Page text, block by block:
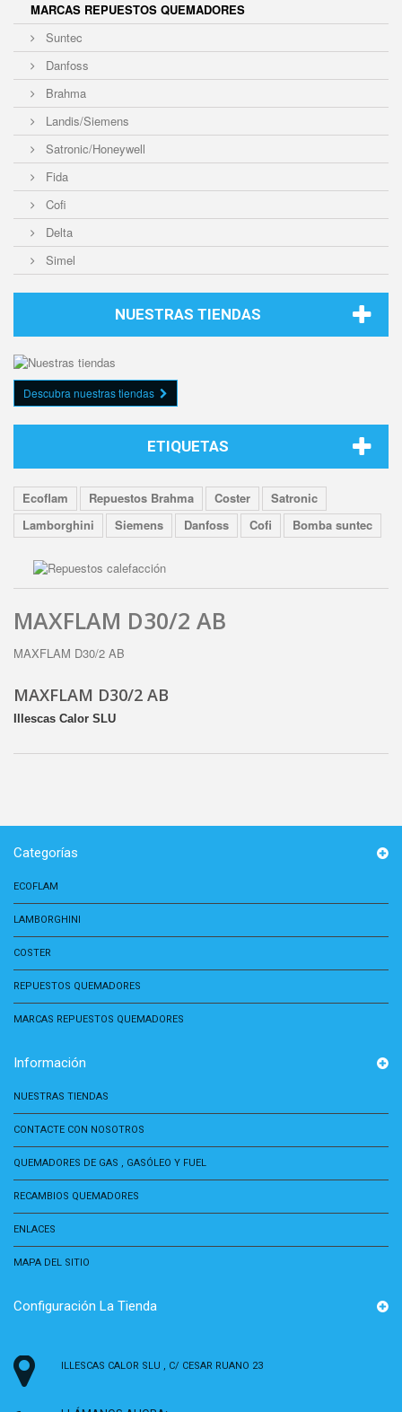
MARCAS REPUESTOS QUEMADORES
Suntec
Danfoss
Brahma
Landis/Siemens
Satronic/Honeywell
Fida
Cofi
Delta
Simel
NUESTRAS TIENDAS
Descubra nuestras tiendas
ETIQUETAS
Ecoflam Repuestos Brahma Coster
Satronic
Lamborghini
Siemens Danfoss Cofi Bomba suntec
MAXFLAM D30/2 AB
MAXFLAM D30/2 AB
MAXFLAM D30/2 AB
Illescas Calor SLU
Categorías
ECOFLAM
LAMBORGHINI
COSTER
REPUESTOS QUEMADORES
MARCAS REPUESTOS QUEMADORES
Información
NUESTRAS TIENDAS
CONTACTE CON NOSOTROS
QUEMADORES DE GAS , GASÓLEO Y FUEL
RECAMBIOS QUEMADORES
ENLACES
MAPA DEL SITIO
Configuración La Tienda
ILLESCAS CALOR SLU , C/ CESAR RUANO 23